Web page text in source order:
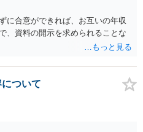
に合意ができれば、お互いの年収
、資料の開示を求められることな
ついて